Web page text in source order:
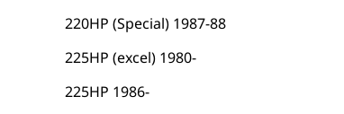
220HP (Special) 1987-88
225HP (excel) 1980-
225HP 1986-